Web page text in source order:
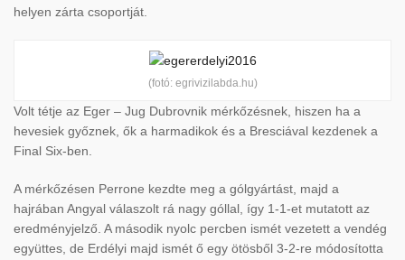
helyen zárta csoportját.
(fotó: egrivizilabda.hu)
Volt tétje az Eger – Jug Dubrovnik mérkőzésnek, hiszen ha a
hevesiek győznek, ők a harmadikok és a Bresciával kezdenek a
Final Six-ben.
A mérkőzésen Perrone kezdte meg a gólgyártást, majd a
hajrában Angyal válaszolt rá nagy góllal, így 1-1-et mutatott az
eredményjelző. A második nyolc percben ismét vezetett a vendég
együttes, de Erdélyi majd ismét ő egy ötösből 3-2-re módosította